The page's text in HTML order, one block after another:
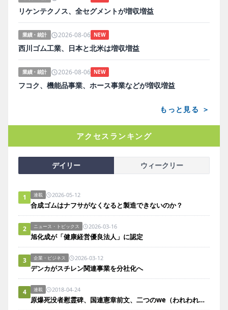
リケンテクノス、全セグメントが増収増益
業績・統計 2026-08-06 NEW
西川ゴム工業、日本と北米は増収増益
業績・統計 2026-08-06 NEW
フコク、機能品事業、ホース事業などが増収増益
もっと見る ＞
アクセスランキング
デイリー ウィークリー
1 連載 2026-05-12
合成ゴムはナフサがなくなると製造できないのか？
2 ニュース・トピックス 2026-03-16
旭化成が「健康経営優良法人」に認定
3 企業・ビジネス 2026-03-12
デンカがスチレン関連事業を分社化へ
4 連載 2018-04-24
原爆死没者慰霊碑、国連憲章前文、二つのwe（われわれ／われら）。